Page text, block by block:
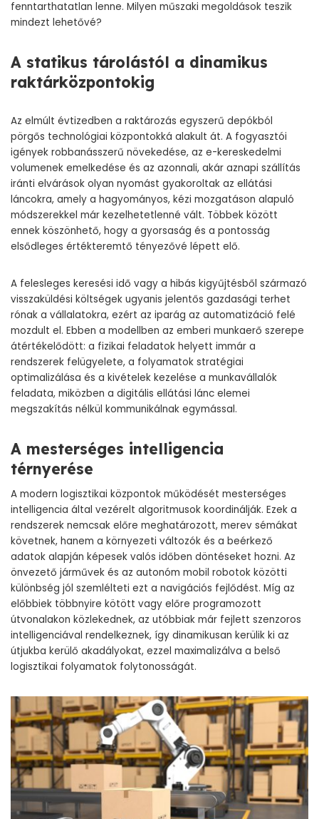
fenntarthatatlan lenne. Milyen műszaki megoldások teszik
mindezt lehetővé?
A statikus tárolástól a dinamikus
raktárközpontokig
Az elmúlt évtizedben a raktározás egyszerű depókból
pörgős technológiai központokká alakult át. A fogyasztói
igények robbanásszerű növekedése, az e-kereskedelmi
volumenek emelkedése és az azonnali, akár aznapi szállítás
iránti elvárások olyan nyomást gyakoroltak az ellátási
láncokra, amely a hagyományos, kézi mozgatáson alapuló
módszerekkel már kezelhetetlenné vált. Többek között
ennek köszönhető, hogy a gyorsaság és a pontosság
elsődleges értékteremtő tényezővé lépett elő.
A felesleges keresési idő vagy a hibás kigyűjtésből származó
visszaküldési költségek ugyanis jelentős gazdasági terhet
rónak a vállalatokra, ezért az iparág az automatizáció felé
mozdult el. Ebben a modellben az emberi munkaerő szerepe
átértékelődött: a fizikai feladatok helyett immár a
rendszerek felügyelete, a folyamatok stratégiai
optimalizálása és a kivételek kezelése a munkavállalók
feladata, miközben a digitális ellátási lánc elemei
megszakítás nélkül kommunikálnak egymással.
A mesterséges intelligencia
térnyerése
A modern logisztikai központok működését mesterséges
intelligencia által vezérelt algoritmusok koordinálják. Ezek a
rendszerek nemcsak előre meghatározott, merev sémákat
követnek, hanem a környezeti változók és a beérkező
adatok alapján képesek valós időben döntéseket hozni. Az
önvezető járművek és az autonóm mobil robotok közötti
különbség jól szemlélteti ezt a navigációs fejlődést. Míg az
előbbiek többnyire kötött vagy előre programozott
útvonalakon közlekednek, az utóbbiak már fejlett szenzoros
intelligenciával rendelkeznek, így dinamikusan kerülik ki az
útjukba kerülő akadályokat, ezzel maximalizálva a belső
logisztikai folyamatok folytonosságát.